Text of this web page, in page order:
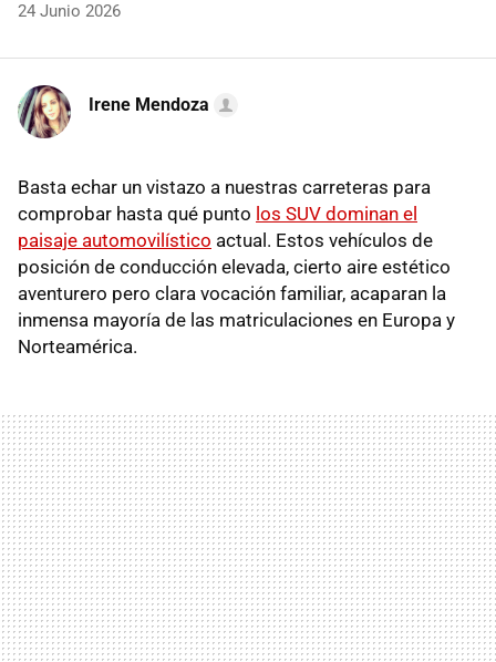
24 Junio 2026
Irene Mendoza
Basta echar un vistazo a nuestras carreteras para
comprobar hasta qué punto los SUV dominan el
paisaje automovilístico actual. Estos vehículos de
posición de conducción elevada, cierto aire estético
aventurero pero clara vocación familiar, acaparan la
inmensa mayoría de las matriculaciones en Europa y
Norteamérica.